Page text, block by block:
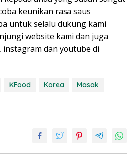
keunikan rasa saus
untuk selalu dukung kami
website kami dan juga
dan youtube di
KFood Korea
Masak